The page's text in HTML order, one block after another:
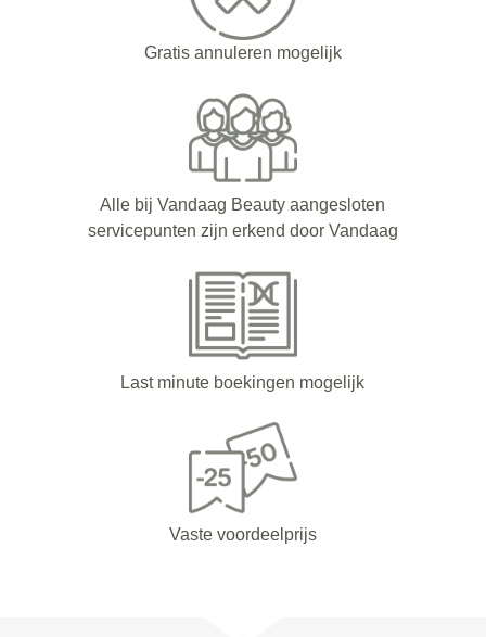
Gratis annuleren mogelijk
Alle bij Vandaag Beauty aangesloten
servicepunten zijn erkend door Vandaag
Last minute boekingen mogelijk
Vaste voordeelprijs